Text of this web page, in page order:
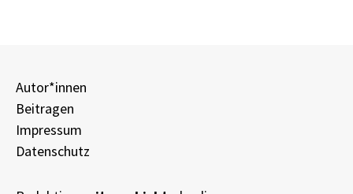
Autor*innen
Beitragen
Impressum
Datenschutz